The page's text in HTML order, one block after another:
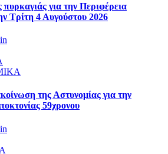
για την Περιφέρεια
Τρίτη 4 Αυγούστου 2026
της Αστυνομίας για την
59χρονου